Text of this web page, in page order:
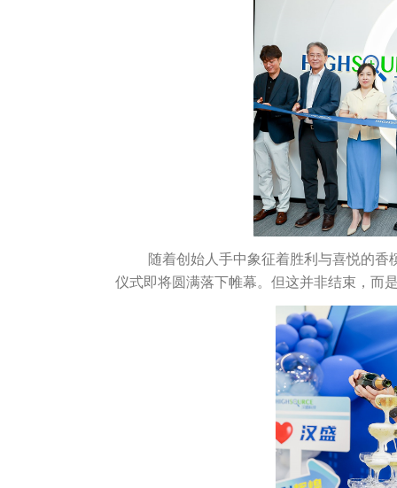
随着创始人手中象征着胜利与喜悦的
仪式即将圆满落下帷幕。但这并非结束，而